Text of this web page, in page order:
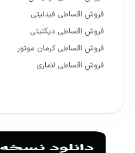
فروش اقساطی فیدلیتی
فروش اقساطی دیگنیتی
فروش اقساطی کرمان موتور
فروش اقساطی لاماری